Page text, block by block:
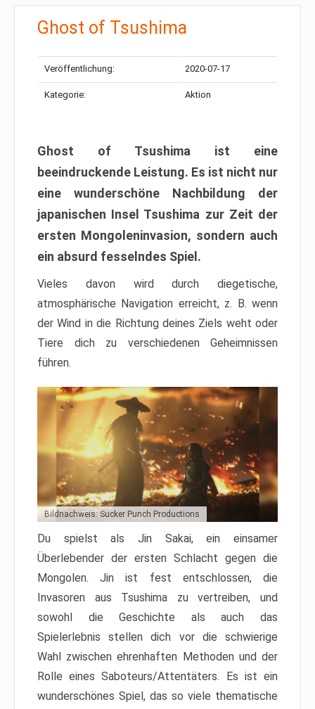
Ghost of Tsushima
Veröffentlichung: 2020-07-17
Kategorie: Aktion
Ghost of Tsushima ist eine
beeindruckende Leistung. Es ist nicht nur
eine wunderschöne Nachbildung der
japanischen Insel Tsushima zur Zeit der
ersten Mongoleninvasion, sondern auch
ein absurd fesselndes Spiel.
Vieles davon wird durch diegetische,
atmosphärische Navigation erreicht, z. B. wenn
der Wind in die Richtung deines Ziels weht oder
Tiere dich zu verschiedenen Geheimnissen
führen.
Bildnachweis: Sucker Punch Productions
Du spielst als Jin Sakai, ein einsamer
Überlebender der ersten Schlacht gegen die
Mongolen. Jin ist fest entschlossen, die
Invasoren aus Tsushima zu vertreiben, und
sowohl die Geschichte als auch das
Spielerlebnis stellen dich vor die schwierige
Wahl zwischen ehrenhaften Methoden und der
Rolle eines Saboteurs/Attentäters. Es ist ein
wunderschönes Spiel, das so viele thematische